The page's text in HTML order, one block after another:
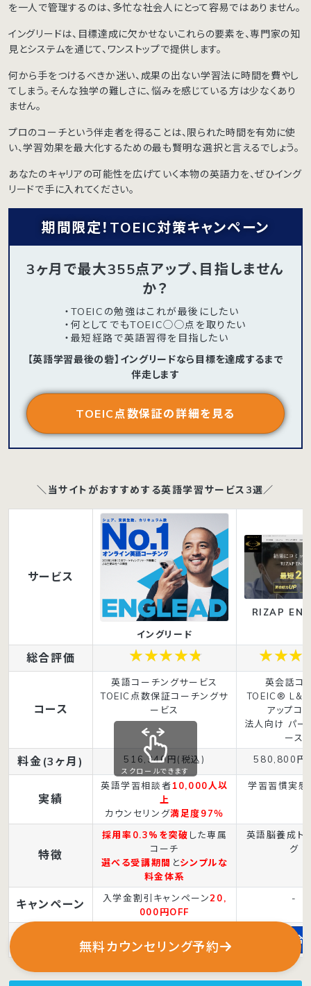
を一人で管理するのは、多忙な社会人にとって容易ではありません。
イングリードは、目標達成に欠かせないこれらの要素を、専門家の知
見とシステムを通じて、ワンストップで提供します。
何から手をつけるべきか迷い、成果の出ない学習法に時間を費やし
てしまう。そんな独学の難しさに、悩みを感じている方は少なくあり
ません。
プロのコーチという伴走者を得ることは、限られた時間を有効に使
い、学習効果を最大化するための最も賢明な選択と言えるでしょう。
あなたのキャリアの可能性を広げていく本物の英語力を、ぜひイング
リードで手に入れてください。
期間限定！TOEIC対策キャンペーン
3ヶ月で最大355点アップ、目指しません
か？
・TOEICの勉強はこれが最後にしたい
・何としてでもTOEIC◯◯点を取りたい
・最短経路で英語習得を目指したい
【英語学習最後の砦】イングリードなら目標を達成するまで
伴走します
TOEIC点数保証の詳細を見る
＼当サイトがおすすめする英語学習サービス3選／
サービス
イングリード
RIZAP
総合評価
コース
英語コーチングサービス
TOEIC点数保証コーチングサ
ービス
英会話コ
TOEIC® L&R
アップコ
法人向け パー
ース
料金(3ヶ月) 516,340円(税込) 580,800円
実績
英語学習相談者10,000人以
上
カウンセリング満足度97％
学習習慣実
特徴
採用率0.3%を突破 した専属
コーチ
選べる受講期間 とシンプルな
料金体系
英語脳養成ト
グ
キャンペーン 入学金割引キャンペーン20,
000円OFF
-
申込み方法 無料カウンセリング お問い合
スクロールできます
無料カウンセリング予約